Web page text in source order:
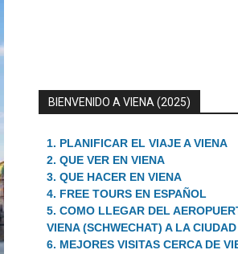
BIENVENIDO A VIENA (2025)
1. PLANIFICAR EL VIAJE A VIENA
2. QUE VER EN VIENA
3. QUE HACER EN VIENA
4. FREE TOURS EN ESPAÑOL
5. COMO LLEGAR DEL
VIENA (SCHWECHAT) A LA CIUDAD
6. MEJORES VISITAS CERCA DE